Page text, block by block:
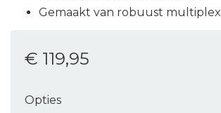
Gemaakt van robuust multiplex
€ 119,95
Opties